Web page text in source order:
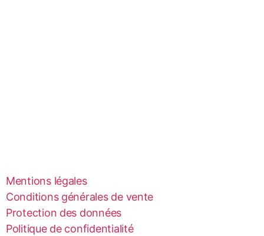
Mentions légales
Conditions générales de vente
Protection des données
Politique de confidentialité